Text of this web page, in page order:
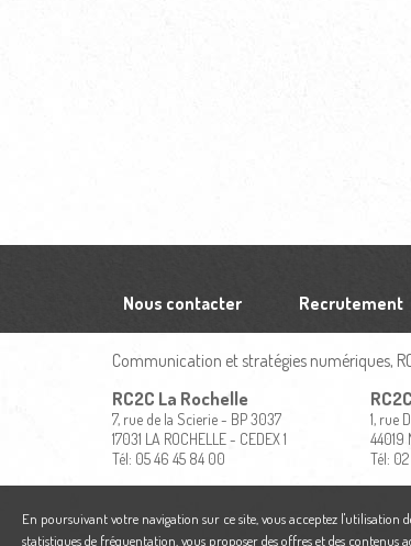
Nous contacter Recrutement
Communication et stratégies numériques,
RC2C La Rochelle
7, rue de la Scierie - BP 3037
17031 LA ROCHELLE - CEDEX 1
Tél: 05 46 45 84 00
1, rue
44019
Tél:
En poursuivant votre navigation sur ce site, vous acceptez l'utilisation
statistiques de fréquentation, vous proposer des offres et des